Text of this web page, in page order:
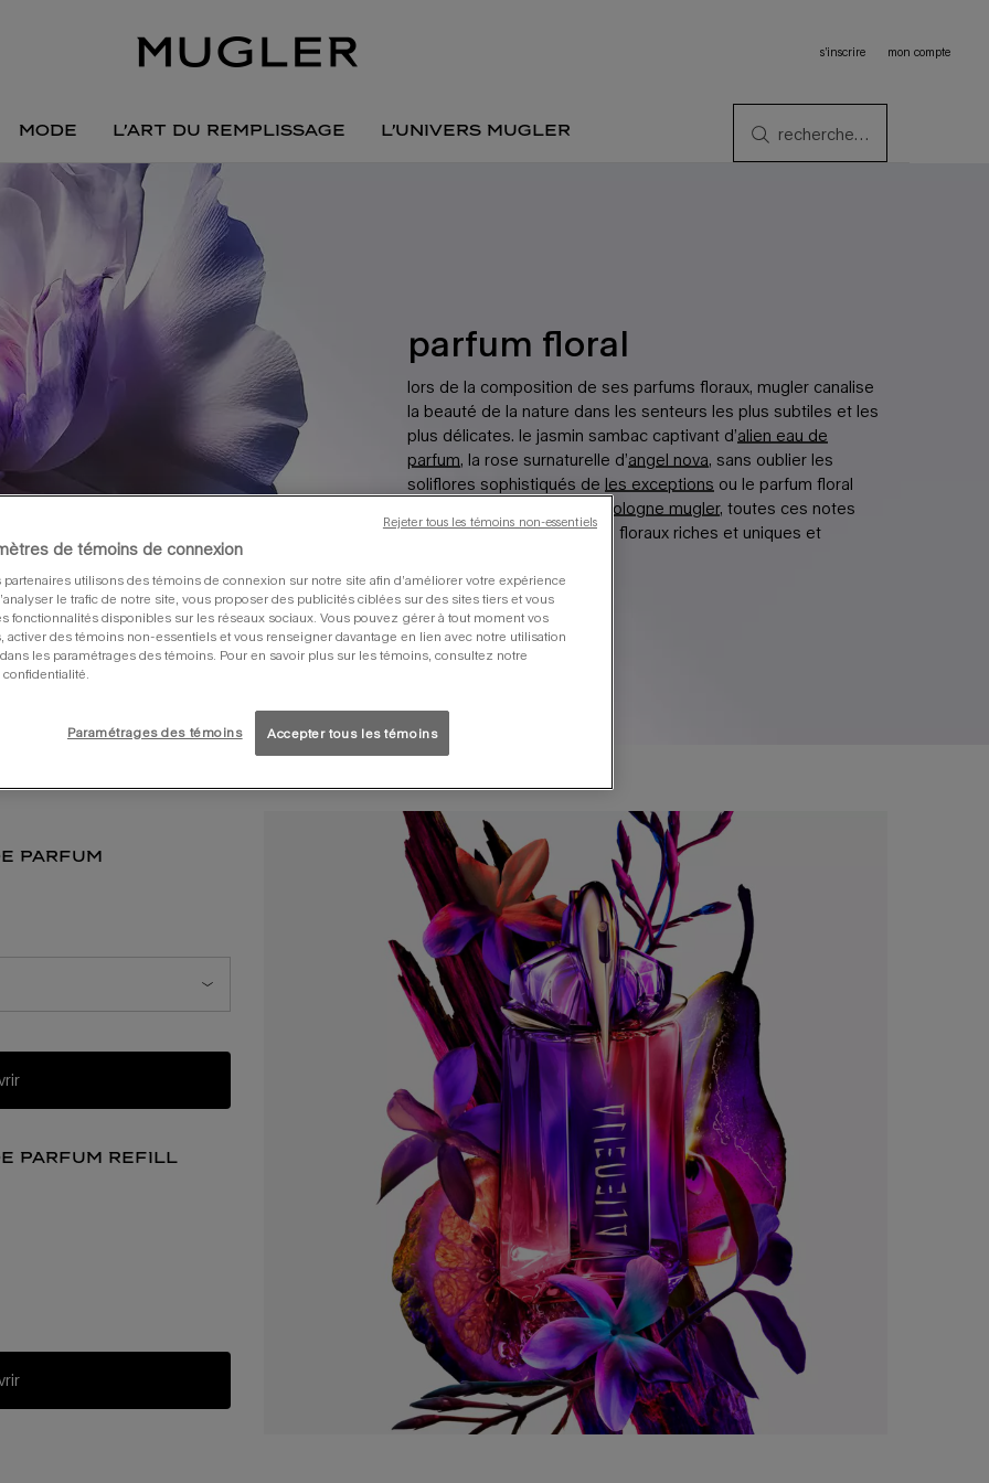
s’inscrire mon compte
mode l’art du remplissage l’univers mugler recherche…
parfum floral
lors de la composition de ses parfums floraux, mugler canalise
la beauté de la nature dans les senteurs les plus subtiles et les
plus délicates. le jasmin sambac captivant d’alien eau de
parfum, la rose surnaturelle d’angel nova, sans oublier les
soliflores sophistiqués de les exceptions ou le parfum floral
l’eau de cologne mugler, toutes ces notes
florales créent des parfums floraux riches et uniques et
parfum
parfum refill
de témoins de connexion
partenaires utilisons des témoins de connexion sur notre site afin d’améliorer votre expérience
le trafic de notre site, vous proposer des publicités ciblées sur des sites tiers et vous
fonctionnalités disponibles sur les réseaux sociaux. Vous pouvez gérer à tout moment vos
activer des témoins non-essentiels et vous renseigner davantage en lien avec notre utilisation
les paramétrages des témoins. Pour en savoir plus sur les témoins, consultez notre
Paramétrages des témoins Accepter tous les témoins
Rejeter tous les témoins non-essentiels